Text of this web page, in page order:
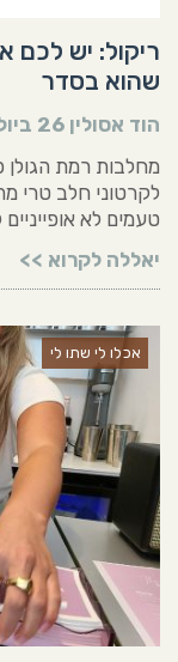
ריקול: יש
שהוא בסדר
הוד אסולין 26 ביולי 2024
מחלבות רמת
טעמים לא
יאללה לקרוא >>
אכלו לי שתו לי